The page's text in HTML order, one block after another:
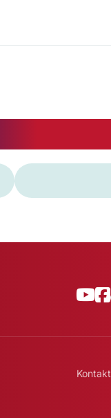
Kontakt